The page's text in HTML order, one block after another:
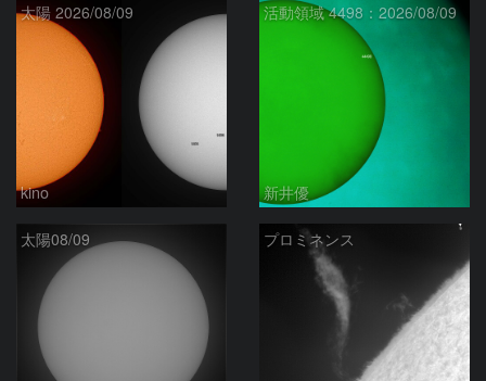
太陽 2026/08/09
kino
活動領域 4498：2026/08/09
新井優
太陽08/09 プロミネンス